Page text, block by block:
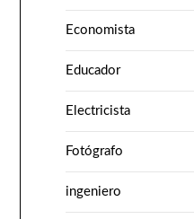
Economista
Educador
Electricista
Fotógrafo
ingeniero